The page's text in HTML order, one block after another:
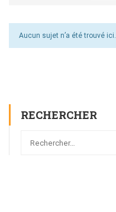
Aucun sujet n’a été trouvé ici.
RECHERCHER